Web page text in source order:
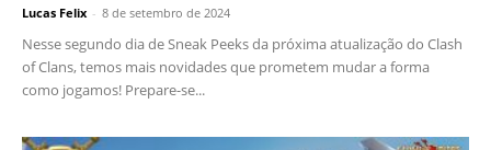
Lucas Felix - 8 de setembro de 2024
Nesse segundo dia de Sneak Peeks da próxima atualização do Clash
of Clans, temos mais novidades que prometem mudar a forma
como jogamos! Prepare-se...